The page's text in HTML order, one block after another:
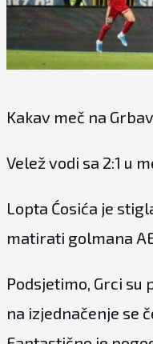
Kakav meč na
Velež vodi sa 2:1 u
Lopta Ćosića je
matirati golmana
Podsjetimo, Grci su
na izjednačenje se